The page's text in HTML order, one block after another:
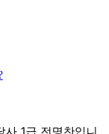
사 1급 전명찬입니